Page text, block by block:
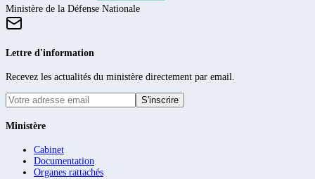
Ministère de la Défense Nationale
Lettre d'information
Recevez les actualités du ministère directement par email.
S'inscrire
Ministère
Cabinet
Documentation
Organes rattachés